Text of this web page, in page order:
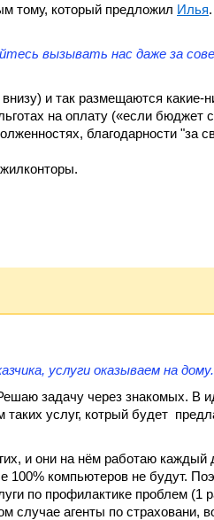
тому, который предложил Илья.
вызывать нас даже за
и так размещаются
на оплату («если бюджет
благодарности "за
услуги оказываем на дому.
задачу через знакомых. В
услуг, котрый будет
и они на нём работаю каждый
100% компьютеров не будут.
по профилактике проблем (1
случае агенты по страховани,